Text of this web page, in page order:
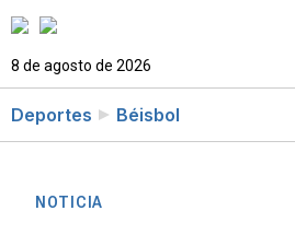
8 de agosto de 2026
Deportes Béisbol
NOTICIA